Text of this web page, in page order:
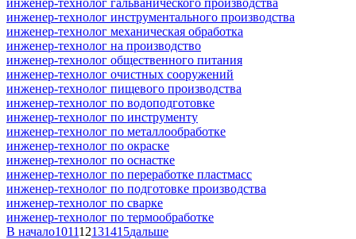
инженер-технолог инструментального производства
инженер-технолог механическая обработка
инженер-технолог на производство
инженер-технолог общественного питания
инженер-технолог очистных сооружений
инженер-технолог пищевого производства
инженер-технолог по водоподготовке
инженер-технолог по инструменту
инженер-технолог по металлообработке
инженер-технолог по окраске
инженер-технолог по оснастке
инженер-технолог по переработке пластмасс
инженер-технолог по подготовке производства
инженер-технолог по сварке
инженер-технолог по термообработке
В начало101112131415дальше